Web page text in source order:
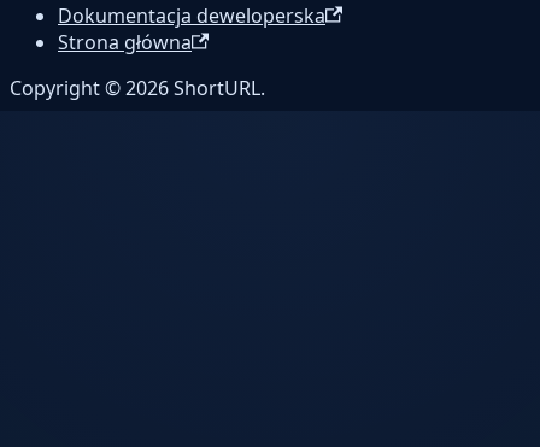
Dokumentacja deweloperska
Strona główna
Copyright © 2026 ShortURL.